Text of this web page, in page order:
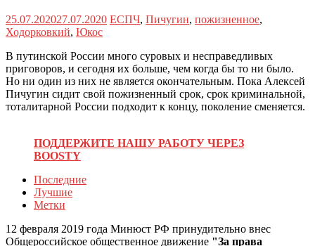
25.07.202027.07.2020 ЕСПЧ, Пичугин, пожизненное,
Ходорковкий, Юкос
В путинской России много суровых и несправедливых
приговоров, и сегодня их больше, чем когда бы то ни было.
Но ни один из них не является окончательным. Пока Алексей
Пичугин сидит свой пожизненный срок, срок криминальной,
тоталитарной России подходит к концу, поколение сменяется.
ПОДДЕРЖИТЕ НАШУ РАБОТУ ЧЕРЕЗ
BOOSTY
Последние
Лучшие
Метки
12 февраля 2019 года Минюст РФ принудительно внес
Общероссийское общественное движение "За права